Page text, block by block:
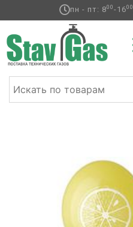
пн - пт: 800-1600